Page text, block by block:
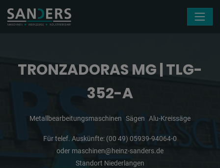
TRONZADORAS MG | TLG-
352-A
Metallbearbeitungsmaschinen Sägen Alu-Kreissäge
Für telef. Auskünfte: (00 49) 05939-94064-0
oder maschinen@heinz-sanders.de
Standort Niederlangen